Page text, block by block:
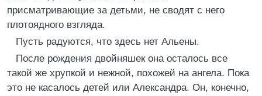
присматривающие за детьми, не сводят с него
плотоядного взгляда.
Пусть радуются, что здесь нет Альены.
После рождения двойняшек она осталось все
такой же хрупкой и нежной, похожей на ангела. Пока
это не касалось детей или Александра. Он, конечно,